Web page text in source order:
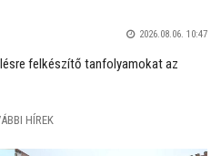
2026.08.06. 10:47
felkészítő tanfolyamokat az
HÍREK